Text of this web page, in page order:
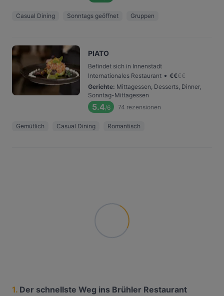
Casual Dining Sonntags geöffnet Gruppen
PIATO
Befindet sich in Innenstadt
Internationales Restaurant • €€€€
Gerichte: Mittagessen, Desserts, Dinner,
Sonntag-Mittagessen
5.4/6 74 rezensionen
Gemütlich Casual Dining Romantisch
1. Der schnellste Weg ins Brühler Restaurant